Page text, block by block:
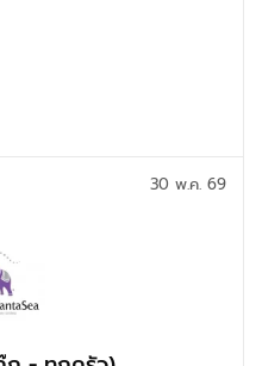
30 พ.ค. 69